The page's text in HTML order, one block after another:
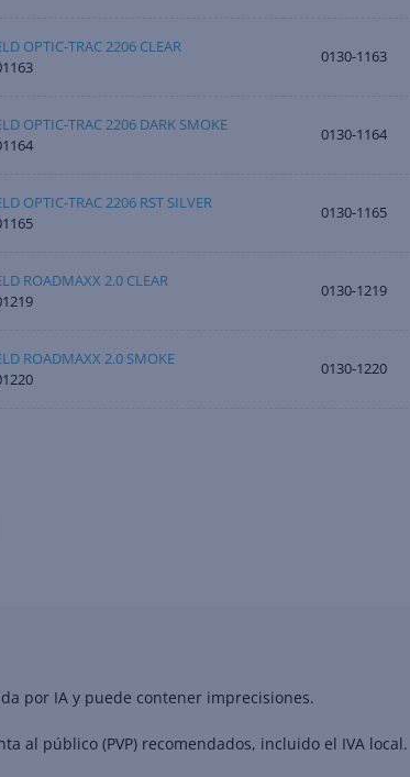
OPTIC-TRAC 2206 CLEAR
0130-1163
OPTIC-TRAC 2206 DARK SMOKE
0130-1164
OPTIC-TRAC 2206 RST SILVER
0130-1165
ROADMAXX 2.0 CLEAR
0130-1219
ROADMAXX 2.0 SMOKE
0130-1220
por IA y puede contener imprecisiones.
al público (PVP) recomendados, incluido el IVA local.